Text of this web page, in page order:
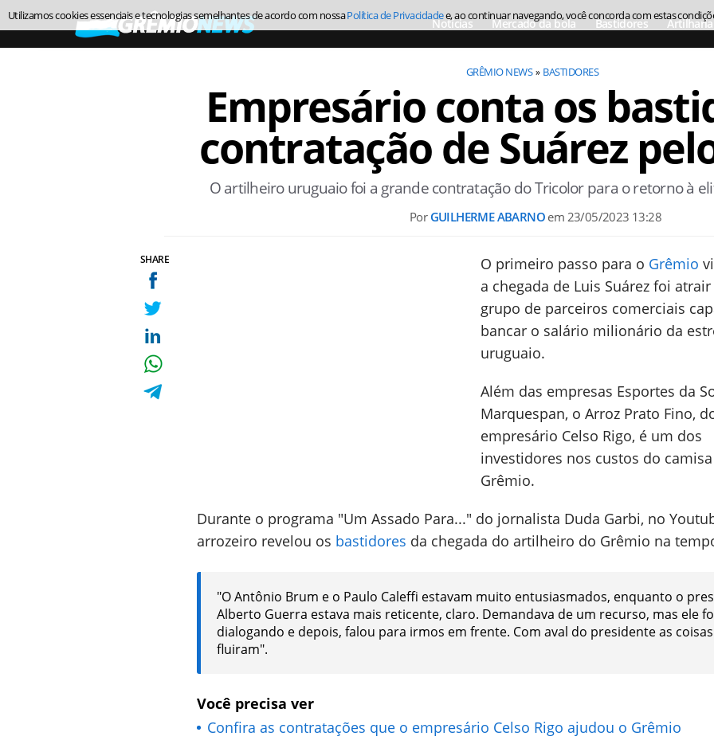
Notícias Mercado da bola Bastidores Artilharia
GRÊMIO NEWS BASTIDORES
Empresário conta os
contratação de Suárez
O artilheiro uruguaio foi a grande contratação do Tricolor para o retorno à
Por GUILHERME ABARNOem 23/05/2023 13:28
SHARE O primeiro passo para o Grêmio
a chegada de Luis Suárez foi
grupo de parceiros comerciais
bancar o salário milionário da
uruguaio.
Além das empresas Esportes da
Marquespan, o Arroz Prato Fino,
empresário Celso Rigo, é um dos
investidores nos custos do
Grêmio.
Durante o programa "Um Assado Para..." do jornalista Duda Garbi, no
arrozeiro revelou os bastidores da chegada do artilheiro do Grêmio na
"O Antônio Brum e o Paulo Caleffi estavam muito entusiasmados, enquanto o
Alberto Guerra estava mais reticente, claro. Demandava de um recurso, mas ele
dialogando e depois, falou para irmos em frente. Com aval do presidente as coisas
fluiram".
Você precisa ver
Confira as contratações que o empresário Celso Rigo ajudou o Grêmio
Utilizamos cookies essenciais e tecnologias semelhantes de acordo com nossaPolítica de Privacidadee, ao continuar navegando, você concorda com estas